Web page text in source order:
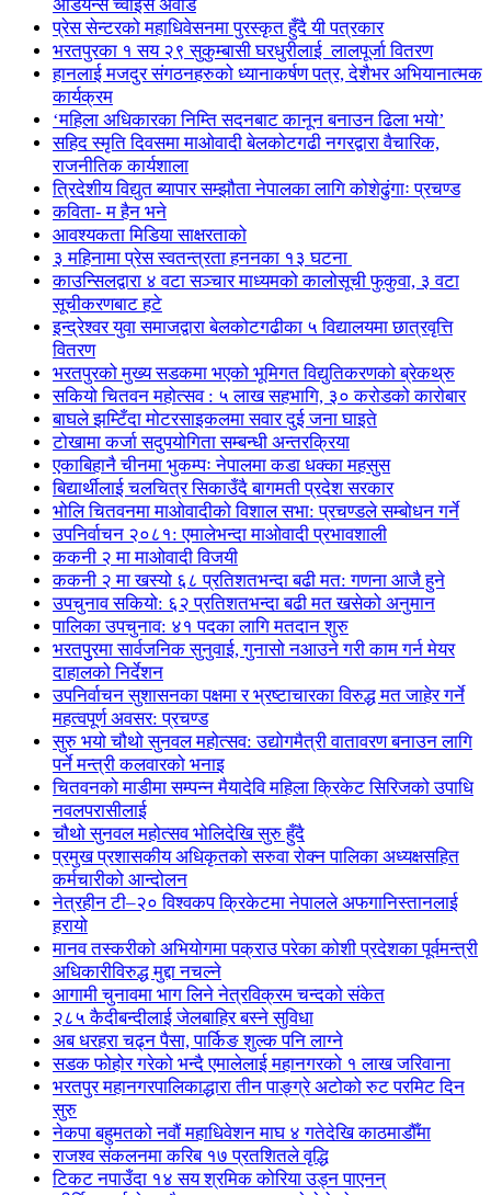
अडियन्स च्वाइस अवार्ड
प्रेस सेन्टरको महाधिवेसनमा पुरस्कृत हुँदै यी पत्रकार
भरतपुरका १ सय २९ सुकुम्बासी घरधुरीलाई लालपूर्जा वितरण
हानलाई मजदुर संगठनहरुको ध्यानाकर्षण पत्र, देशैभर अभियानात्मक
कार्यक्रम
‘महिला अधिकारका निम्ति सदनबाट कानून बनाउन ढिला भयो’
सहिद स्मृति दिवसमा माओवादी बेलकोटगढी नगरद्वारा वैचारिक,
राजनीतिक कार्यशाला
त्रिदेशीय विद्युत ब्यापार सम्झौता नेपालका लागि कोशेढुंगाः प्रचण्ड
कविता- म हैन भने
आवश्यकता मिडिया साक्षरताको
३ महिनामा प्रेस स्वतन्त्रता हननका १३ घटना
काउन्सिलद्वारा ४ वटा सञ्चार माध्यमको कालोसूची फुकुवा, ३ वटा
सूचीकरणबाट हटे
इन्द्रेश्वर युवा समाजद्वारा बेलकोटगढीका ५ विद्यालयमा छात्रवृत्ति
वितरण
भरतपुरको मुख्य सडकमा भएको भूमिगत विद्युतिकरणको ब्रेकथ्रु
सकियो चितवन महोत्सव : ५ लाख सहभागि, ३० करोडको कारोबार
बाघले झम्टिँदा मोटरसाइकलमा सवार दुई जना घाइते
टोखामा कर्जा सदुपयोगिता सम्बन्धी अन्तरक्रिया
एकाबिहानै चीनमा भुकम्पः नेपालमा कडा धक्का महसुस
बिद्यार्थीलाई चलचित्र सिकाउँदै बागमती प्रदेश सरकार
भोलि चितवनमा माओवादीको विशाल सभा: प्रचण्डले सम्बोधन गर्ने
उपनिर्वाचन २०८१: एमालेभन्दा माओवादी प्रभावशाली
ककनी २ मा माओवादी विजयी
ककनी २ मा खस्यो ६८ प्रतिशतभन्दा बढी मत: गणना आजै हुने
उपचुनाव सकियो: ६२ प्रतिशतभन्दा बढी मत खसेको अनुमान
पालिका उपचुनाव: ४१ पदका लागि मतदान शुरु
भरतपुुरमा सार्वजनिक सुनुवाई, गुनासो नआउने गरी काम गर्न मेयर
दाहालको निर्देशन
उपनिर्वाचन सुशासनका पक्षमा र भ्रष्टाचारका विरुद्ध मत जाहेर गर्ने
महत्वपूर्ण अवसर: प्रचण्ड
सुरु भयो चौथो सुनवल महोत्सव: उद्योगमैत्री वातावरण बनाउन लागि
पर्ने मन्त्री कलवारको भनाइ
चितवनको माडीमा सम्पन्न मैयादेवि महिला क्रिकेट सिरिजको उपाधि
नवलपरासीलाई
चौथो सुनवल महोत्सव भोलिदेखि सुरु हुँदै
प्रमुख प्रशासकीय अधिकृतको सरुवा रोक्न पालिका अध्यक्षसहित
कर्मचारीको आन्दोलन
नेत्रहीन टी–२० विश्वकप क्रिकेटमा नेपालले अफगानिस्तानलाई
हरायो
मानव तस्करीको अभियोगमा पक्राउ परेका कोशी प्रदेशका पूर्वमन्त्री
अधिकारीविरुद्ध मुद्दा नचल्ने
आगामी चुनावमा भाग लिने नेत्रविक्रम चन्दको संकेत
२८५ कैदीबन्दीलाई जेलबाहिर बस्ने सुविधा
अब धरहरा चढ्न पैसा, पार्किङ शुल्क पनि लाग्ने
सडक फोहोर गरेको भन्दै एमालेलाई महानगरको १ लाख जरिवाना
भरतपुर महानगरपालिकाद्धारा तीन पाङ्ग्रे अटोको रुट परमिट दिन
सुरु
नेकपा बहुमतको नवौं महाधिवेशन माघ ४ गतेदेखि काठमाडौँमा
राजश्व संकलनमा करिब १७ प्रतशितले वृद्धि
टिकट नपाउँदा १४ सय श्रमिक कोरिया उड्न पाएनन्